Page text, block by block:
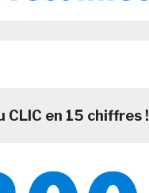
CLIC en 15 chiffres !